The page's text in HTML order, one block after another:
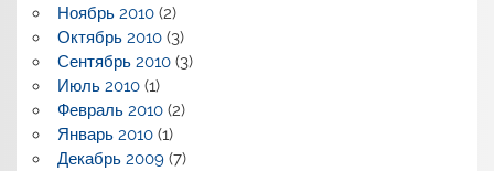
Ноябрь 2010(2)
Октябрь 2010(3)
Сентябрь 2010(3)
Июль 2010(1)
Февраль 2010(2)
Январь 2010(1)
Декабрь 2009(7)